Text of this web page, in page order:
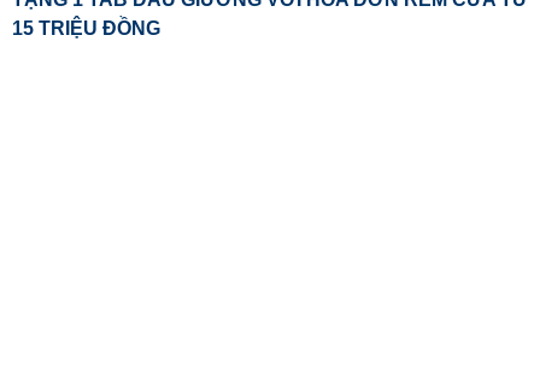
15 TRIỆU ĐỒNG